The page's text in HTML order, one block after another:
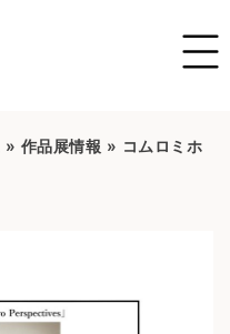
» 作品展情報 » コムロミホ